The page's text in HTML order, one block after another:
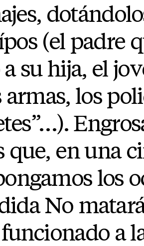
(el padre
a su hija, el
armas, los
que, en una
los
No
a